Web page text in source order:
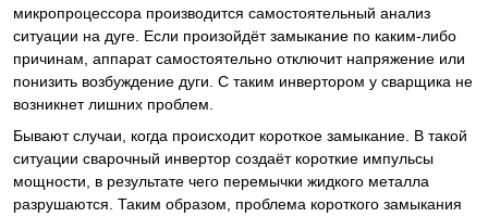
микропроцессора производится самостоятельный анализ
ситуации на дуге. Если произойдёт замыкание по каким-либо
причинам, аппарат самостоятельно отключит напряжение или
понизить возбуждение дуги. С таким инвертором у сварщика не
возникнет лишних проблем.
Бывают случаи, когда происходит короткое замыкание. В такой
ситуации сварочный инвертор создаёт короткие импульсы
мощности, в результате чего перемычки жидкого металла
разрушаются. Таким образом, проблема короткого замыкания